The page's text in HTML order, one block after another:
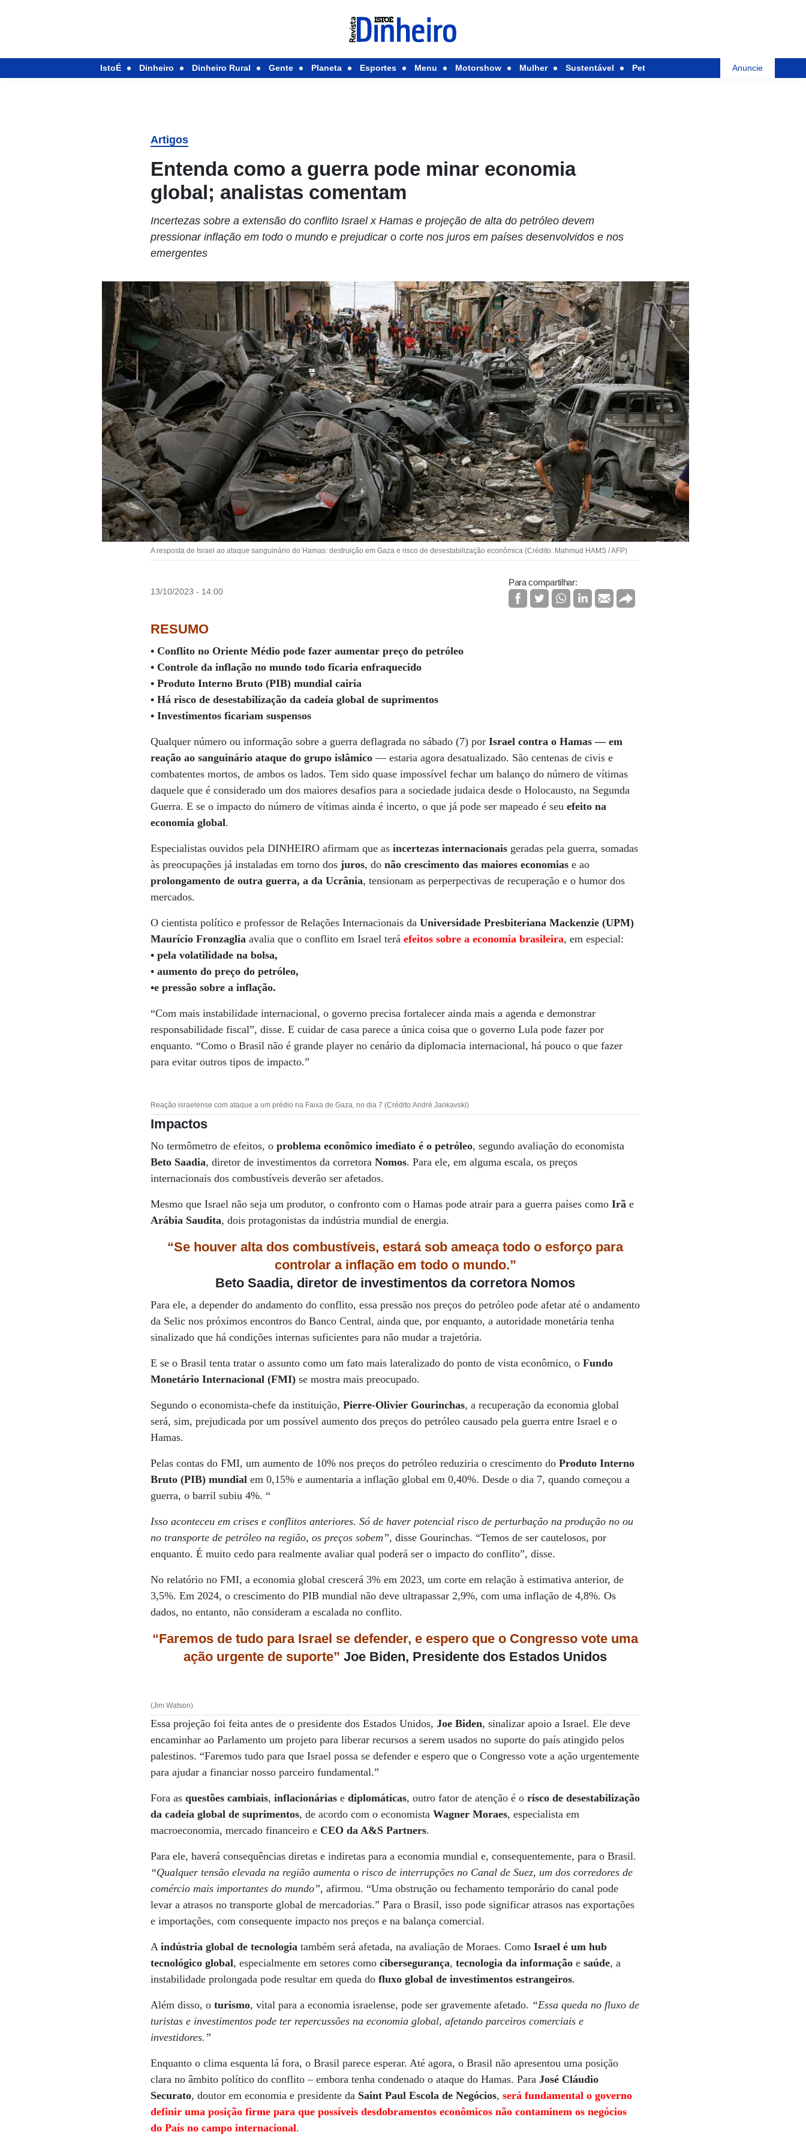
IstoÉ Dinheiro Dinheiro Rural Gente Planeta Esportes Menu Motorshow Mulher Sustentável Pet Anuncie
Artigos
Entenda como a guerra pode minar economia
global; analistas comentam
Incertezas sobre a extensão do conflito Israel x Hamas e projeção de alta do petróleo devem
pressionar inflação em todo o mundo e prejudicar o corte nos juros em países desenvolvidos e nos
emergentes
A resposta de Israel ao ataque sanguinário do Hamas: destruição em Gaza e risco de desestabilização econômica (Crédito: Mahmud HAMS / AFP)
13/10/2023 - 14:00
Para compartilhar:
RESUMO
• Conflito no Oriente Médio pode fazer aumentar preço do petróleo
• Controle da inflação no mundo todo ficaria enfraquecido
• Produto Interno Bruto (PIB) mundial cairia
• Há risco de desestabilização da cadeia global de suprimentos
• Investimentos ficariam suspensos
Qualquer número ou informação sobre a guerra deflagrada no sábado (7) porIsrael contra o Hamas — em
reação ao sanguinário ataque do grupo islâmico — estaria agora desatualizado. São centenas de civis e
combatentes mortos, de ambos os lados. Tem sido quase impossível fechar um balanço do número de vítimas
daquele que é considerado um dos maiores desafios para a sociedade judaica desde o Holocausto, na Segunda
Guerra. E se o impacto do número de vítimas ainda é incerto, o que já pode ser mapeado é seuefeito na
economia global.
Especialistas ouvidos pela DINHEIRO afirmam que asincertezas internacionais geradas pela guerra, somadas
às preocupações já instaladas em torno dosjuros, donão crescimento das maiores economias e ao
prolongamento de outra guerra, a da Ucrânia, tensionam as perperpectivas de recuperação e o humor dos
mercados.
O cientista político e professor de Relações Internacionais daUniversidade Presbiteriana Mackenzie (UPM)
Maurício Fronzaglia avalia que o conflito em Israel teráefeitos sobre a economia brasileira, em especial:
• pela volatilidade na bolsa,
• aumento do preço do petróleo,
•e pressão sobre a inflação.
“Com mais instabilidade internacional, o governo precisa fortalecer ainda mais a agenda e demonstrar
responsabilidade fiscal”, disse. E cuidar de casa parece a única coisa que o governo Lula pode fazer por
enquanto. “Como o Brasil não é grande player no cenário da diplomacia internacional, há pouco o que fazer
para evitar outros tipos de impacto.”
Reação israelense com ataque a um prédio na Faixa de Gaza, no dia 7 (Crédito:André Jankavski)
Impactos
No termômetro de efeitos, oproblema econômico imediato é o petróleo, segundo avaliação do economista
Beto Saadia, diretor de investimentos da corretoraNomos. Para ele, em alguma escala, os preços
internacionais dos combustíveis deverão ser afetados.
Mesmo que Israel não seja um produtor, o confronto com o Hamas pode atrair para a guerra países comoIrã e
Arábia Saudita, dois protagonistas da indústria mundial de energia.
“Se houver alta dos combustíveis, estará sob ameaça todo o esforço para
controlar a inflação em todo o mundo.”
Beto Saadia, diretor de investimentos da corretora Nomos
Para ele, a depender do andamento do conflito, essa pressão nos preços do petróleo pode afetar até o andamento
da Selic nos próximos encontros do Banco Central, ainda que, por enquanto, a autoridade monetária tenha
sinalizado que há condições internas suficientes para não mudar a trajetória.
E se o Brasil tenta tratar o assunto como um fato mais lateralizado do ponto de vista econômico, oFundo
Monetário Internacional (FMI) se mostra mais preocupado.
Segundo o economista-chefe da instituição,Pierre-Olivier Gourinchas, a recuperação da economia global
será, sim, prejudicada por um possível aumento dos preços do petróleo causado pela guerra entre Israel e o
Hamas.
Pelas contas do FMI, um aumento de 10% nos preços do petróleo reduziria o crescimento doProduto Interno
Bruto (PIB) mundial em 0,15% e aumentaria a inflação global em 0,40%. Desde o dia 7, quando começou a
guerra, o barril subiu 4%. “
Isso aconteceu em crises e conflitos anteriores. Só de haver potencial risco de perturbação na produção no ou
no transporte de petróleo na região, os preços sobem”, disse Gourinchas. “Temos de ser cautelosos, por
enquanto. É muito cedo para realmente avaliar qual poderá ser o impacto do conflito”, disse.
No relatório no FMI, a economia global crescerá 3% em 2023, um corte em relação à estimativa anterior, de
3,5%. Em 2024, o crescimento do PIB mundial não deve ultrapassar 2,9%, com uma inflação de 4,8%. Os
dados, no entanto, não consideram a escalada no conflito.
“Faremos de tudo para Israel se defender, e espero que o Congresso vote uma
ação urgente de suporte” Joe Biden, Presidente dos Estados Unidos
(Jim Watson)
Essa projeção foi feita antes de o presidente dos Estados Unidos,Joe Biden, sinalizar apoio a Israel. Ele deve
encaminhar ao Parlamento um projeto para liberar recursos a serem usados no suporte do país atingido pelos
palestinos. “Faremos tudo para que Israel possa se defender e espero que o Congresso vote a ação urgentemente
para ajudar a financiar nosso parceiro fundamental.”
Fora asquestões cambiais,inflacionárias ediplomáticas, outro fator de atenção é orisco de desestabilização
da cadeia global de suprimentos, de acordo com o economistaWagner Moraes, especialista em
macroeconomia, mercado financeiro e CEO da A&S Partners.
Para ele, haverá consequências diretas e indiretas para a economia mundial e, consequentemente, para o Brasil.
“Qualquer tensão elevada na região aumenta o risco de interrupções no Canal de Suez, um dos corredores de
comércio mais importantes do mundo”, afirmou. “Uma obstrução ou fechamento temporário do canal pode
levar a atrasos no transporte global de mercadorias.” Para o Brasil, isso pode significar atrasos nas exportações
e importações, com consequente impacto nos preços e na balança comercial.
Aindústria global de tecnologia também será afetada, na avaliação de Moraes. ComoIsrael é um hub
tecnológico global, especialmente em setores comocibersegurança,tecnologia da informação esaúde, a
instabilidade prolongada pode resultar em queda dofluxo global de investimentos estrangeiros.
Além disso, oturismo, vital para a economia israelense, pode ser gravemente afetado. “Essa queda no fluxo de
turistas e investimentos pode ter repercussões na economia global, afetando parceiros comerciais e
investidores.”
Enquanto o clima esquenta lá fora, o Brasil parece esperar. Até agora, o Brasil não apresentou uma posição
clara no âmbito político do conflito – embora tenha condenado o ataque do Hamas. ParaJosé Cláudio
Securato, doutor em economia e presidente da Saint Paul Escola de Negócios,será fundamental o governo
definir uma posição firme para que possíveis desdobramentos econômicos não contaminem os negócios
do País no campo internacional.